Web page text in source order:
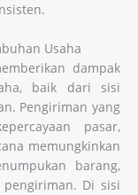
Usaha
dampak
baik dari sisi
Pengiriman yang
pasar,
memungkinkan
barang,
Di sisi